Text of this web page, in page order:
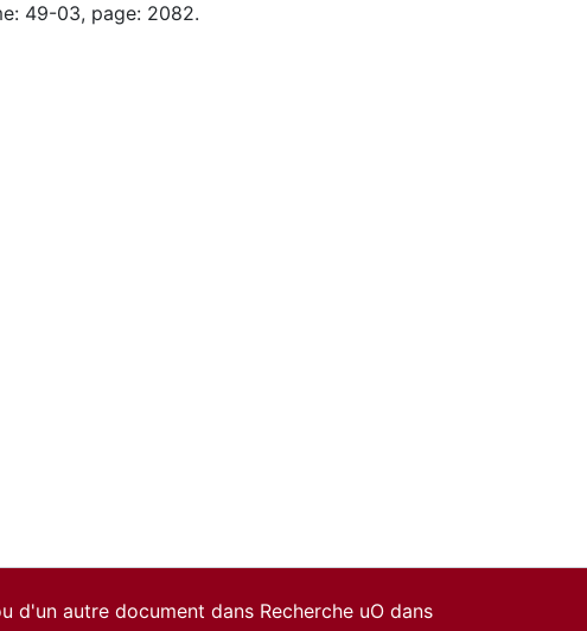
49-03, page: 2082.
d'un autre document dans Recherche uO dans